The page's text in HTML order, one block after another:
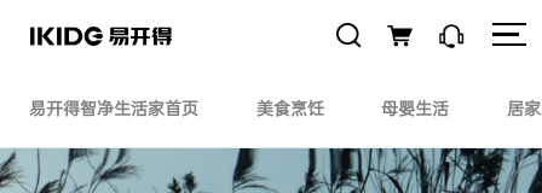
易开得智净生活家首页 美食烹饪 母婴生活 居